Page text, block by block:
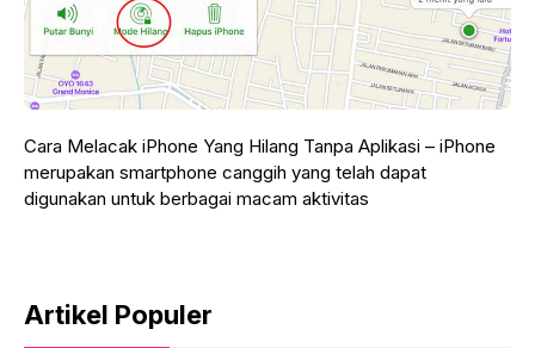
Cara Melacak iPhone Yang Hilang Tanpa Aplikasi – iPhone
merupakan smartphone canggih yang telah dapat
digunakan untuk berbagai macam aktivitas
Artikel Populer